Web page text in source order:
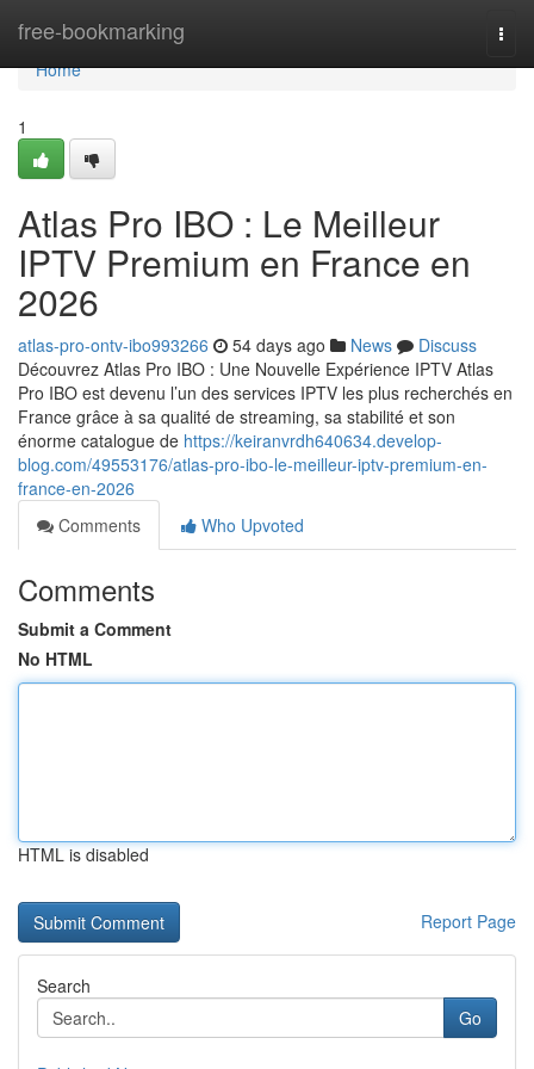
free-bookmarking
Home
Home
1
Atlas Pro IBO : Le Meilleur
IPTV Premium en France en
2026
atlas-pro-ontv-ibo993266 54 days ago News
Discuss
Découvrez Atlas Pro IBO : Une Nouvelle Expérience IPTV Atlas
Pro IBO est devenu l’un des services IPTV les plus recherchés en
France grâce à sa qualité de streaming, sa stabilité et son
énorme catalogue de https://keiranvrdh640634.develop-
blog.com/49553176/atlas-pro-ibo-le-meilleur-iptv-premium-en-
france-en-2026
Comments
Who Upvoted
Comments
Submit a Comment
No HTML
HTML is disabled
Report Page
Search
Go